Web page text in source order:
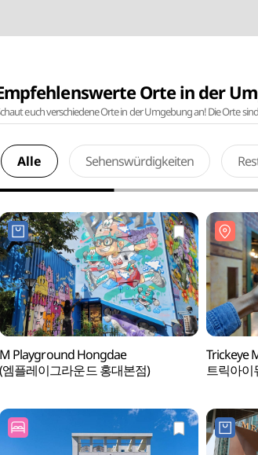
Orte in der
euch verschiedene Orte in der Umgebung an! Die Orte
Alle Sehenswürdigkeiten
M Playground Hongdae
(엠플레이그라운드 홍대본점)
Trickeye
트릭아이